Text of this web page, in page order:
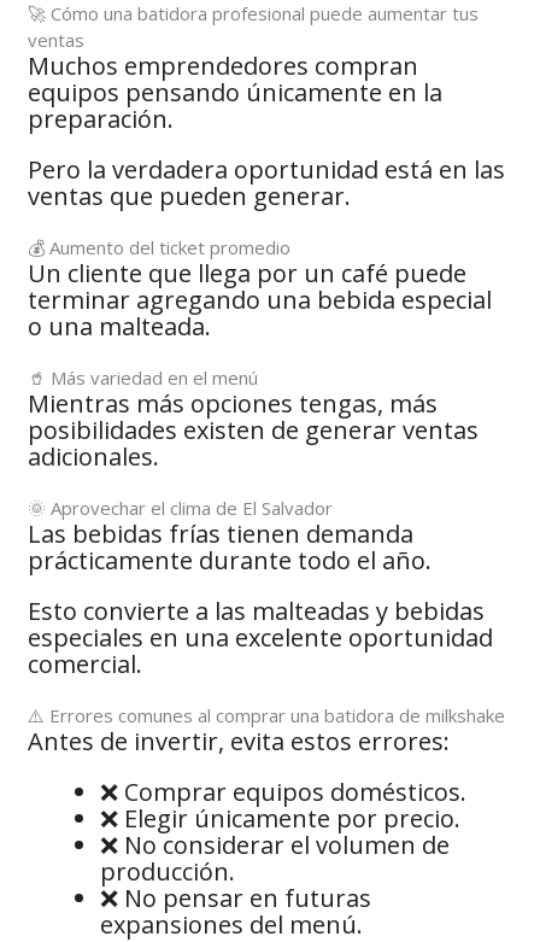
🚀 Cómo una batidora profesional puede aumentar tus
ventas
Muchos emprendedores compran
equipos pensando únicamente en la
preparación.
Pero la verdadera oportunidad está en las
ventas que pueden generar.
💰 Aumento del ticket promedio
Un cliente que llega por un café puede
terminar agregando una bebida especial
o una malteada.
🥤 Más variedad en el menú
Mientras más opciones tengas, más
posibilidades existen de generar ventas
adicionales.
🌞 Aprovechar el clima de El Salvador
Las bebidas frías tienen demanda
prácticamente durante todo el año.
Esto convierte a las malteadas y bebidas
especiales en una excelente oportunidad
comercial.
⚠️ Errores comunes al comprar una batidora de milkshake
Antes de invertir, evita estos errores:
❌ Comprar equipos domésticos.
❌ Elegir únicamente por precio.
❌ No considerar el volumen de
producción.
❌ No pensar en futuras
expansiones del menú.